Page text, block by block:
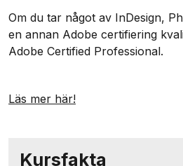
Om du tar något av InDesign,
en annan Adobe certifiering
Adobe Certified Professional.
Läs mer här!
Kursfakta